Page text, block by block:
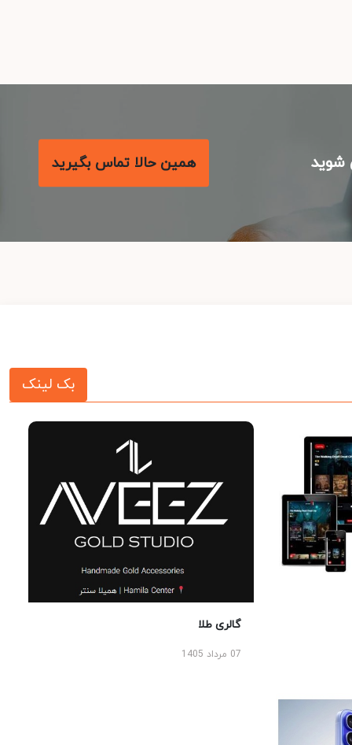
همین حالا تماس بگیرید
بک لینک
گالری طلا
07 مرداد 1405